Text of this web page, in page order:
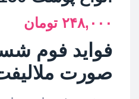
۲۴۸,۰۰۰ تومان
فواید فوم
صورت